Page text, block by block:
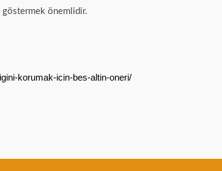
önemlidir.
korumak-icin-bes-altin-oneri/